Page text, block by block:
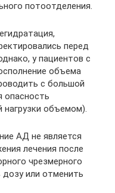
потоотделения.
перед
у пациентов с
объема
с большой
опасность
нагрузки объемом).
АД не является
лечения после
чрезмерного
или отменить